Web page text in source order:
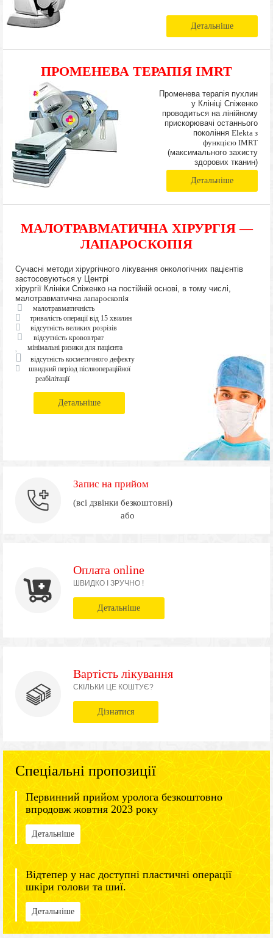
Детальніше
ПРОМЕНЕВА ТЕРАПІЯ IMRT
Променева терапія пухлин
у Клініці Спіженко
проводиться на лінійному
прискорювачі останнього
покоління Elekta з
функцією IMRT
(максимального захисту
здорових тканин)
Детальніше
МАЛОТРАВМАТИЧНА ХІРУРГІЯ —
ЛАПАРОСКОПІЯ
Сучасні методи хірургічного лікування онкологічних пацієнтів
застосовуються у Центрі
хірургії Клініки Спіженко на постійній основі, в тому числі,
малотравматична лапароскопія
малотравматичність
тривалість операції від 15 хвилин
відсутність великих розрізів
відсутність крововтрат
мінімальні ризики для пацієнта
відсутність косметичного дефекту
швидкий період післяопераційної
реабілітації
Детальніше
Запис на прийом
(всі дзвінки безкоштовні)
або
Оплата online
ШВИДКО І ЗРУЧНО !
Детальніше
Вартість лікування
СКІЛЬКИ ЦЕ КОШТУЄ?
Дізнатися
Спеціальні пропозиції
Первинний прийом уролога безкоштовно
впродовж жовтня 2023 року
Детальніше
Відтепер у нас доступні пластичні операції
шкіри голови та шиї.
Детальніше